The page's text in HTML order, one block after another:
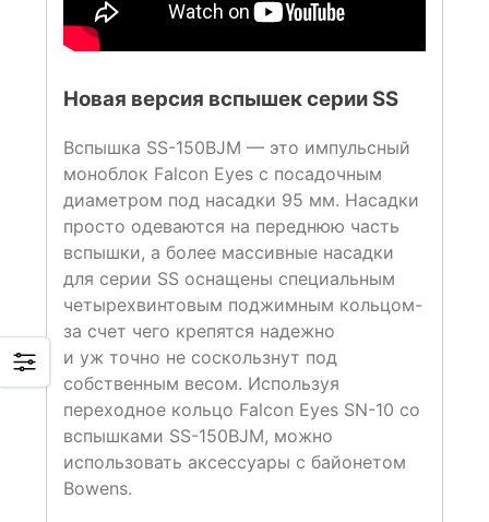
Новая версия вспышек серии SS
Вспышка SS-150BJM — это импульсный
моноблок Falcon Eyes с посадочным
диаметром под насадки 95 мм. Насадки
просто одеваются на переднюю часть
вспышки, а более массивные насадки
для серии SS оснащены специальным
четырехвинтовым поджимным кольцом-
за счет чего крепятся надежно
и уж точно не соскользнут под
собственным весом. Используя
переходное кольцо Falcon Eyes SN-10 со
вспышками SS-150BJM, можно
использовать аксессуары с байонетом
Bowens.